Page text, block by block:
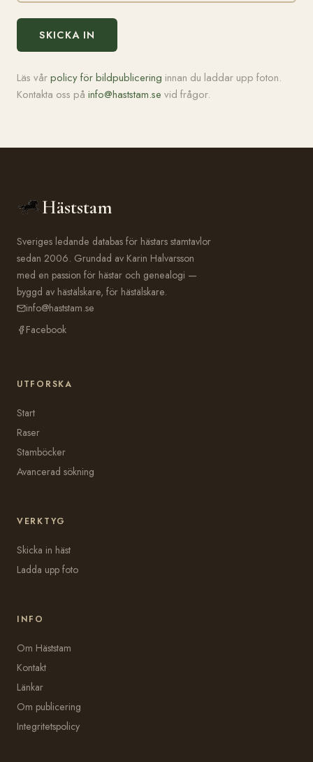
SKICKA IN
Läs vårpolicy för bildpublicering innan du laddar upp foton.
Kontakta oss på info@haststam.se vid frågor.
Häststam
Sveriges ledande databas för hästars stamtavlor
sedan 2006. Grundad av Karin Halvarsson
med en passion för hästar och genealogi —
byggd av hästälskare, för hästälskare.
info@haststam.se
Facebook
UTFORSKA
Start
Raser
Stamböcker
Avancerad sökning
VERKTYG
Skicka in häst
Ladda upp foto
INFO
Om Häststam
Kontakt
Länkar
Om publicering
Integritetspolicy